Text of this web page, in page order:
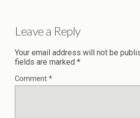
Leave a Reply
Your email address will not be
fields are marked *
Comment *